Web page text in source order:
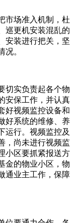
市场准入机制，杜
巡更机安装混乱的
安装进行把关，坚
况。
切实负责起各个物
安保工作，并认真
好视频监控设备和
好系统的维修、养
运行。视频监控及
，尚未进行视频监
小区要抓紧报送方
金的物业小区，物
通业主工作，保障